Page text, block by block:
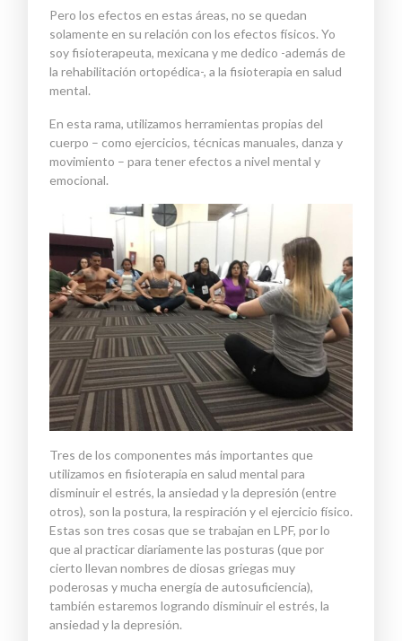
Pero los efectos en estas áreas, no se quedan
solamente en su relación con los efectos físicos. Yo
soy fisioterapeuta, mexicana y me dedico -además de
la rehabilitación ortopédica-, a la fisioterapia en salud
mental.
En esta rama, utilizamos herramientas propias del
cuerpo – como ejercicios, técnicas manuales, danza y
movimiento – para tener efectos a nivel mental y
emocional.
Tres de los componentes más importantes que
utilizamos en fisioterapia en salud mental para
disminuir el estrés, la ansiedad y la depresión (entre
otros), son la postura, la respiración y el ejercicio físico.
Estas son tres cosas que se trabajan en LPF, por lo
que al practicar diariamente las posturas (que por
cierto llevan nombres de diosas griegas muy
poderosas y mucha energía de autosuficiencia),
también estaremos logrando disminuir el estrés, la
ansiedad y la depresión.